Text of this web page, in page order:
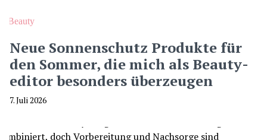
Beauty
Neue Sonnenschutz Produkte für
den Sommer, die mich als Beauty-
editor besonders überzeugen
7. Juli 2026